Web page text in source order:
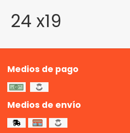
24 x19
Medios de pago
Medios de envío